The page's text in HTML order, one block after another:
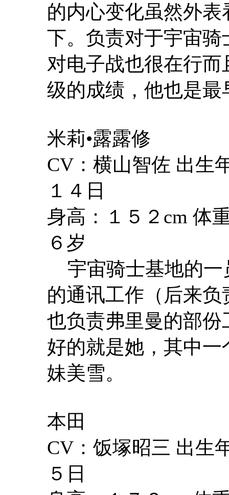
的内心变化虽然外
下。负责对于宇宙
对电子战也很在行
级的成绩，他也是
米莉•露露修
CV：横山智佐 出生
１４日
身高：１５２cm 体
６岁
宇宙骑士基地的一
的通讯工作（后来
也负责弗里曼的部
好的就是她，其中
妹美雪。
本田
CV：饭塚昭三 出生
５日